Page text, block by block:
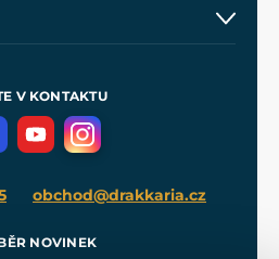
Come
V KONTAKTU
obchod@drakkaria.cz
NOVINEK